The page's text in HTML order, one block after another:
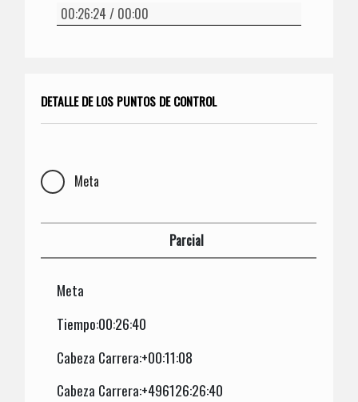
DETALLE DE LOS PUNTOS DE CONTROL
Meta
Parcial
Meta
Tiempo:00:26:40
Cabeza Carrera:+00:11:08
Cabeza Carrera:+496126:26:40